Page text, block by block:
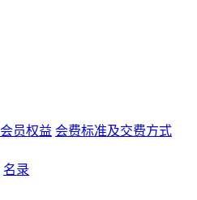
会员权益 会费标准及交费方式
名录